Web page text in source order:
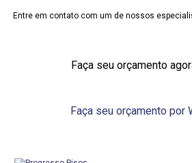
Entre em contato com um de nossos
Faça seu orçamento
Faça seu orçamento por